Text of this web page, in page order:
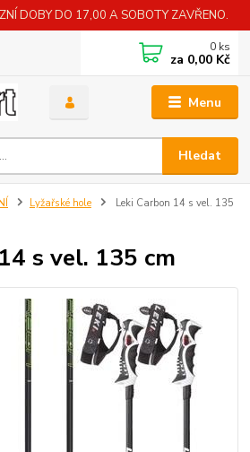
DOBY DO 17,00 A SOBOTY ZAVŘENO.
Menu
Hledat
0 ks
za 0,00 Kč
Lyžařské hole
Leki Carbon 14 s vel. 135
s vel. 135 cm